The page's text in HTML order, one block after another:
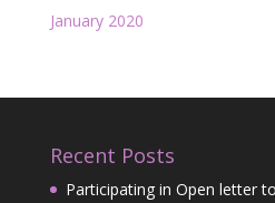
January 2020
Recent Posts
Participating in Open letter